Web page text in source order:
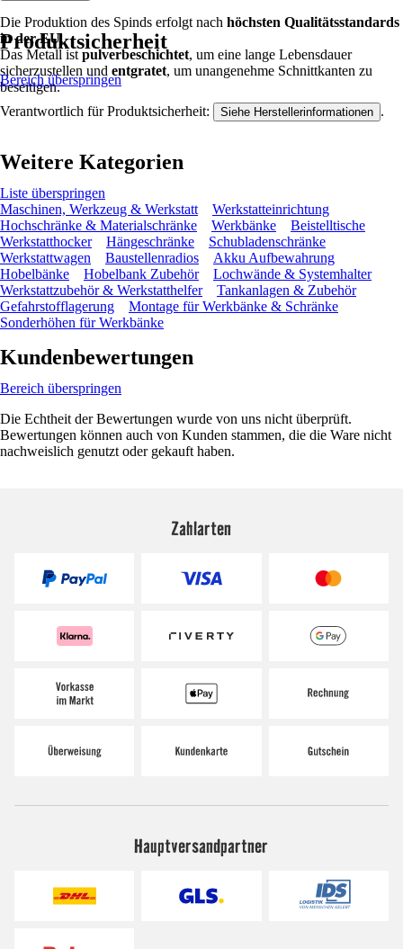
Die Produktion des Spinds erfolgt nach höchsten Qualitätsstandards
in der EU.
Das Metall ist pulverbeschichtet, um eine lange Lebensdauer
sicherzustellen und entgratet, um unangenehme Schnittkanten zu
beseitigen.
Produktsicherheit
Bereich überspringen
Verantwortlich für Produktsicherheit: Siehe Herstellerinformationen .
Weitere Kategorien
Liste überspringen
Maschinen, Werkzeug & Werkstatt
Werkstatteinrichtung
Hochschränke & Materialschränke
Werkbänke
Beistelltische
Werkstatthocker
Hängeschränke
Schubladenschränke
Werkstattwagen
Baustellenradios
Akku Aufbewahrung
Hobelbänke
Hobelbank Zubehör
Lochwände & Systemhalter
Werkstattzubehör & Werkstatthelfer
Tankanlagen & Zubehör
Gefahrstofflagerung
Montage für Werkbänke & Schränke
Sonderhöhen für Werkbänke
Kundenbewertungen
Bereich überspringen
Die Echtheit der Bewertungen wurde von uns nicht überprüft.
Bewertungen können auch von Kunden stammen, die die Ware nicht
nachweislich genutzt oder gekauft haben.
Zahlarten
Hauptversandpartner